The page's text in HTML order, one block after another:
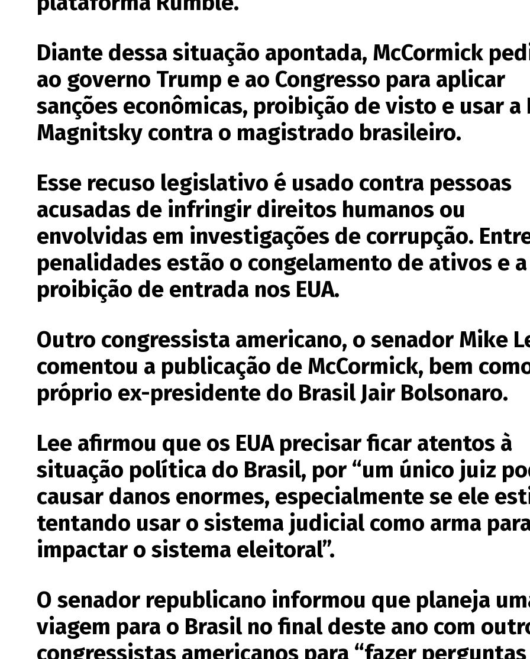
Diante dessa situação apontada, McCormick
ao governo Trump e ao Congresso para aplicar
sanções econômicas, proibição de visto e usar a
Magnitsky contra o magistrado brasileiro.
Esse recuso legislativo é usado contra pessoas
acusadas de infringir direitos humanos ou
envolvidas em investigações de corrupção.
penalidades estão o congelamento de ativos e a
proibição de entrada nos EUA.
Outro congressista americano, o senador Mike
comentou a publicação de McCormick, bem
próprio ex-presidente do Brasil Jair Bolsonaro.
Lee afirmou que os EUA precisar ficar atentos à
situação política do Brasil, por “um único juiz
causar danos enormes, especialmente se ele
tentando usar o sistema judicial como arma
impactar o sistema eleitoral”.
O senador republicano informou que planeja
viagem para o Brasil no final deste ano com
congressistas americanos para “fazer perguntas